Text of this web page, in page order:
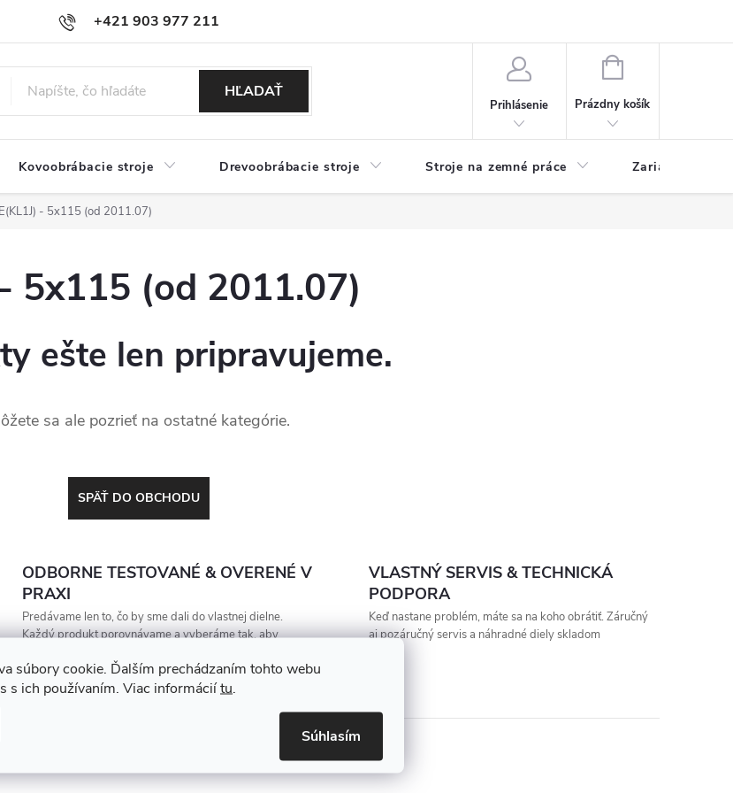
súbory cookie. Ďalším prechádzaním tohto webu
s ich používaním. Viac informáciítu.
Súhlasím
+421 903 977 211
Podmienky ochrany osobných údajov
HĽADAŤ
Prihlásenie
NÁKUPNÝ
Prázdny košík
Kovoobrábacie stroje Drevoobrábacie stroje Stroje na zemné práce Zariadenia na
- 5x115 (od 2011.07)
5x115 (od 2011.07)
ešte len pripravujeme.
sa ale pozrieť na ostatné kategórie.
SPÄŤ DO OBCHODU
ODBORNE TESTOVANÉ & OVERENÉ V
PRAXI
Predávame len to, čo by sme dali do vlastnej dielne.
Každý produkt porovnávame a vyberáme tak, aby
VLASTNÝ SERVIS & TECHNICKÁ
PODPORA
Keď nastane problém, máte sa na koho obrátiť. Záručný
aj pozáručný servis a náhradné diely skladom